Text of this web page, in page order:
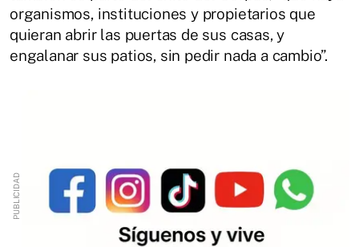
organismos, instituciones y propietarios que
quieran abrir las puertas de sus casas, y
engalanar sus patios, sin pedir nada a cambio”.